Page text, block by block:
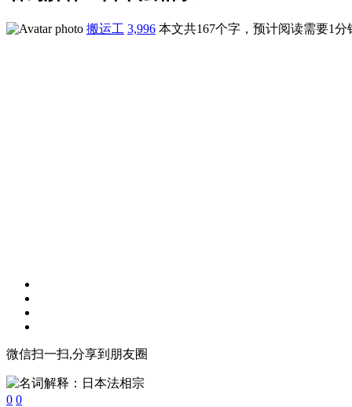
搬运工 3,996 本文共167个字，预计阅读需要1分
微信扫一扫,分享到朋友圈
0 0